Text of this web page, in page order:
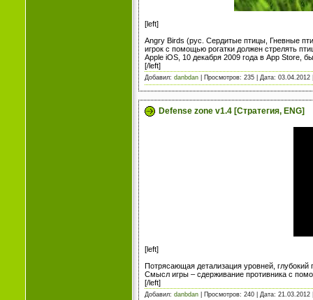
[left]
Angry Birds (рус. Сердитые птицы, Гневные
игрок с помощью рогатки должен стрелять
Apple iOS, 10 декабря 2009 года в App Store,
[/left]
Добавил: danbdan | Просмотров: 235 | Дата: 03.04.2012
Defense zone v1.4 [Стратегия, ENG]
[left]
Потрясающая детализация уровней, глубокий
Смысл игры – сдерживание противника с
[/left]
Добавил: danbdan | Просмотров: 240 | Дата: 21.03.2012